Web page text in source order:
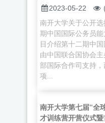
2023-05-22
南开大学关于公开
期中国国际公务员
目介绍第十二期中
由中国联合国协会
部国际合作司支持
项...
南开大学第七届“全
才训练营开营仪式